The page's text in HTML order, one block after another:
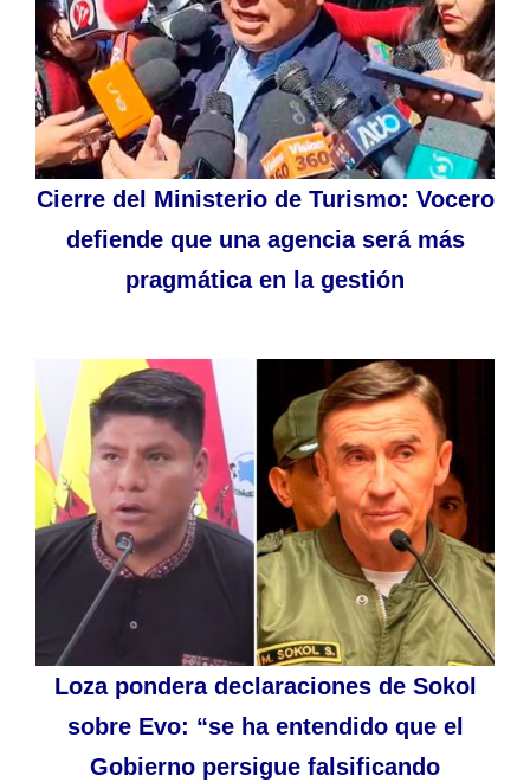
Cierre del Ministerio de Turismo: Vocero
defiende que una agencia será más
pragmática en la gestión
Loza pondera declaraciones de Sokol
sobre Evo: “se ha entendido que el
Gobierno persigue falsificando